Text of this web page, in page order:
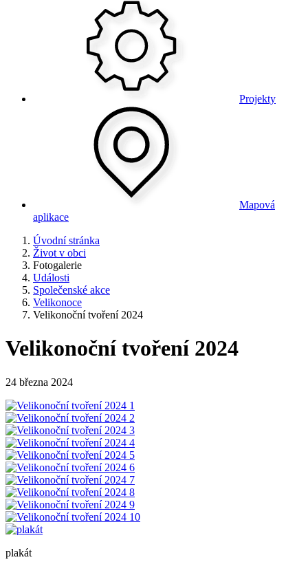
Projekty
Mapová
aplikace
Úvodní stránka
Život v obci
Fotogalerie
Události
Společenské akce
Velikonoce
Velikonoční tvoření 2024
Velikonoční tvoření 2024
24 března 2024
plakát